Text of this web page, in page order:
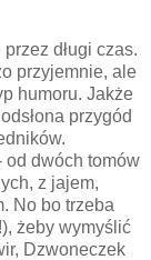
długi czas.
przyjemnie, ale
humoru. Jakże
przygód
od dwóch tomów
z jajem,
No bo trzeba
żeby wymyślić
Dzwoneczek